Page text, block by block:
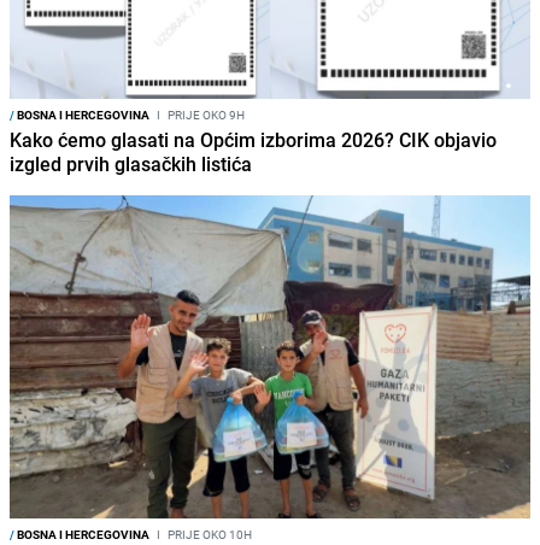
/BOSNA I HERCEGOVINA I PRIJE OKO 9H
Kako ćemo glasati na Općim izborima 2026? CIK objavio
izgled prvih glasačkih listića
/BOSNA I HERCEGOVINA I PRIJE OKO 10H